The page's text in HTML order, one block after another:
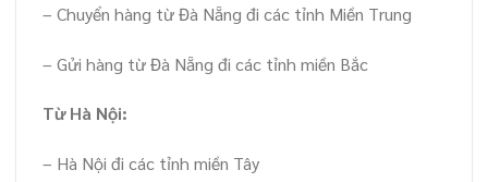
– Chuyển hàng từ Đà Nẵng đi các tỉnh Miền Trung
– Gửi hàng từ Đà Nẵng đi các tỉnh miền Bắc
Từ Hà Nội:
– Hà Nội đi các tỉnh miền Tây